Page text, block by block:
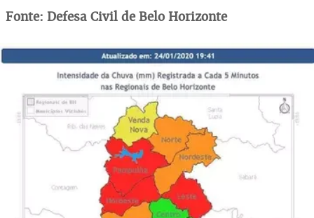
Fonte: Defesa Civil de Belo Horizonte